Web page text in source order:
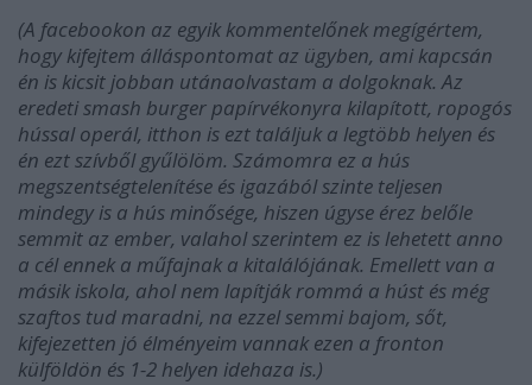
(A facebookon az egyik kommentelőnek megígértem,
hogy kifejtem álláspontomat az ügyben, ami kapcsán
én is kicsit jobban utánaolvastam a dolgoknak. Az
eredeti smash burger papírvékonyra kilapított, ropogós
hússal operál, itthon is ezt találjuk a legtöbb helyen és
én ezt szívből gyűlölöm. Számomra ez a hús
megszentségtelenítése és igazából szinte teljesen
mindegy is a hús minősége, hiszen úgyse érez belőle
semmit az ember, valahol szerintem ez is lehetett anno
a cél ennek a műfajnak a kitalálójának. Emellett van a
másik iskola, ahol nem lapítják rommá a húst és még
szaftos tud maradni, na ezzel semmi bajom, sőt,
kifejezetten jó élményeim vannak ezen a fronton
külföldön és 1-2 helyen idehaza is.)